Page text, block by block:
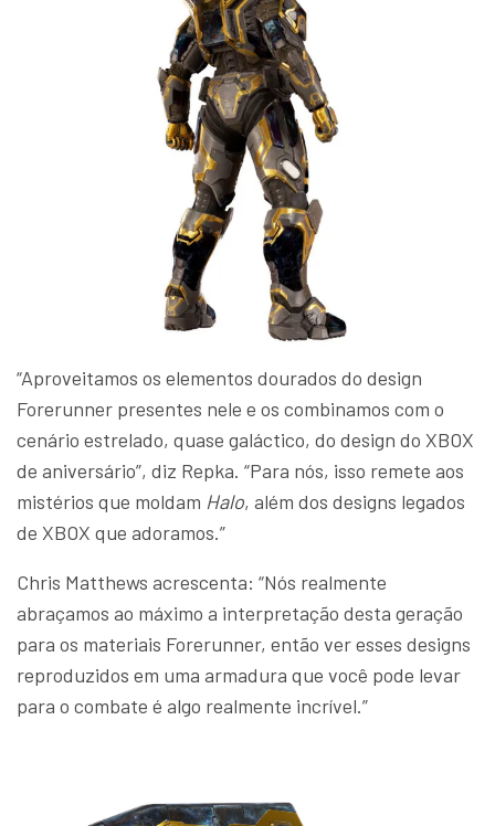
“Aproveitamos os elementos dourados do design
Forerunner presentes nele e os combinamos com o
cenário estrelado, quase galáctico, do design do XBOX
de aniversário”, diz Repka. “Para nós, isso remete aos
mistérios que moldam Halo, além dos designs legados
de XBOX que adoramos.”
Chris Matthews acrescenta: “Nós realmente
abraçamos ao máximo a interpretação desta geração
para os materiais Forerunner, então ver esses designs
reproduzidos em uma armadura que você pode levar
para o combate é algo realmente incrível.”